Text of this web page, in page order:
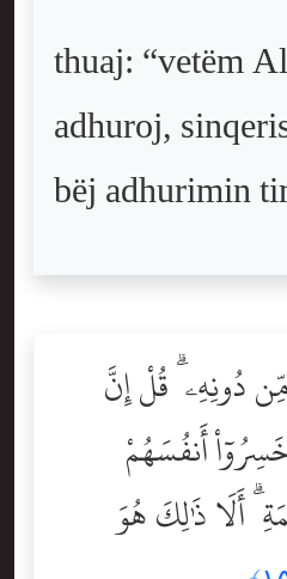
thuaj: “vetëm
adhuroj,
bëj adhurimin
دُونِهِۦ ۗ قُلْ إِنَّ
أَنفُسَهُمْ
أَلَا ذَٰلِكَ هُوَ